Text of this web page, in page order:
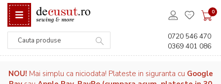
0
0720 546 470
0369 401 086
NOU! Mai simplu ca niciodata! Plateste in siguranta cu Google